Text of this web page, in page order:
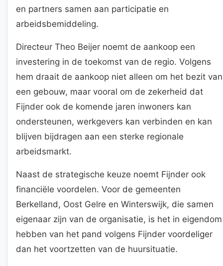
en partners samen aan participatie en
arbeidsbemiddeling.
Directeur Theo Beijer noemt de aankoop een
investering in de toekomst van de regio. Volgens
hem draait de aankoop niet alleen om het bezit van
een gebouw, maar vooral om de zekerheid dat
Fijnder ook de komende jaren inwoners kan
ondersteunen, werkgevers kan verbinden en kan
blijven bijdragen aan een sterke regionale
arbeidsmarkt.
Naast de strategische keuze noemt Fijnder ook
financiële voordelen. Voor de gemeenten
Berkelland, Oost Gelre en Winterswijk, die samen
eigenaar zijn van de organisatie, is het in eigendom
hebben van het pand volgens Fijnder voordeliger
dan het voortzetten van de huursituatie.